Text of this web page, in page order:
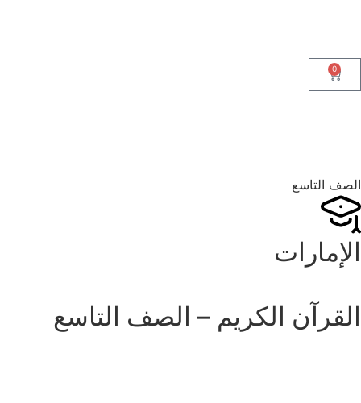
0
الصف التاسع
الإمارات
القرآن الكريم – الصف التاسع